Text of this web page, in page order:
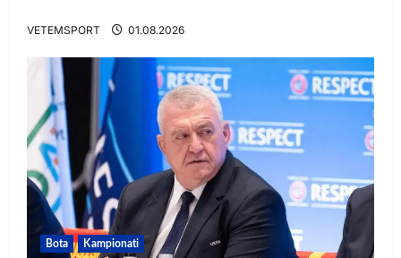
VETEMSPORT 01.08.2026
Bota Kampionati